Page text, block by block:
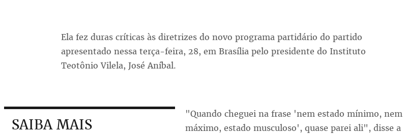
Ela fez duras críticas às diretrizes do novo programa partidário do partido
apresentado nessa terça-feira, 28, em Brasília pelo presidente do Instituto
Teotônio Vilela, José Aníbal.
SAIBA MAIS
"Quando cheguei na frase 'nem estado mínimo, nem
máximo, estado musculoso', quase parei ali", disse a